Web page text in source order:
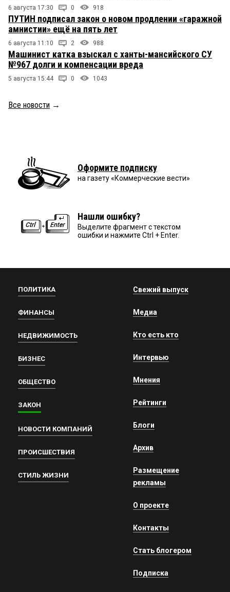
6 августа 17:30 0 918
ПУТИН подписал закон о новом продлении «гаражной
амнистии» ещё на пять лет
6 августа 11:10 2 988
Машинист катка взыскал с ханты-мансийского СУ
№967 долги и компенсации вреда
5 августа 15:44 0 1043
Все новости →
Оформите подписку
на газету «Коммерческие вести»
Нашли ошибку?
Выделите фрагмент с текстом
ошибки и нажмите Ctrl + Enter.
ПОЛИТИКА
ФИНАНСЫ
НЕДВИЖИМОСТЬ
БИЗНЕС
ОБЩЕСТВО
ЗАКОН
НОВОСТИ КОМПАНИЙ
ПРОИСШЕСТВИЯ
СТИЛЬ ЖИЗНИ
Свежий выпуск
Медиа
Кто есть кто
Интервью
Мнения
Рейтинги
Блоги
Архив
Размещение
рекламы
О проекте
Контакты
Стать блогером
Подписка